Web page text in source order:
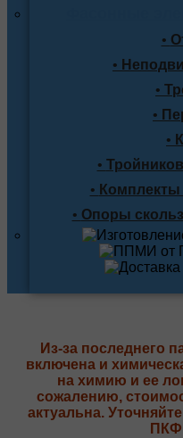
•
•
•
•
•
•
• Комплекты
• Опоры
Из-за последнего
включена и
на химию и ее
сожалению,
актуальна.